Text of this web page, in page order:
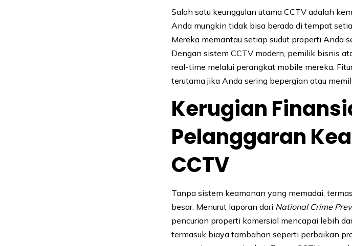
Salah satu keunggulan utama CCTV adalah
Anda mungkin tidak bisa berada di tempat
Mereka memantau setiap sudut properti Anda
Dengan sistem CCTV modern, pemilik bisnis
real-time melalui perangkat mobile mereka.
terutama jika Anda sering bepergian atau
Kerugian
Pelanggaran
CCTV
Tanpa sistem keamanan yang memadai,
besar. Menurut laporan dari National Crime
pencurian properti komersial mencapai lebih
termasuk biaya tambahan seperti perbaikan